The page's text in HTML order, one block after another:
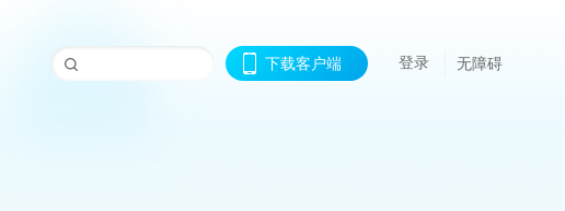
下载客户端 登录 无障碍